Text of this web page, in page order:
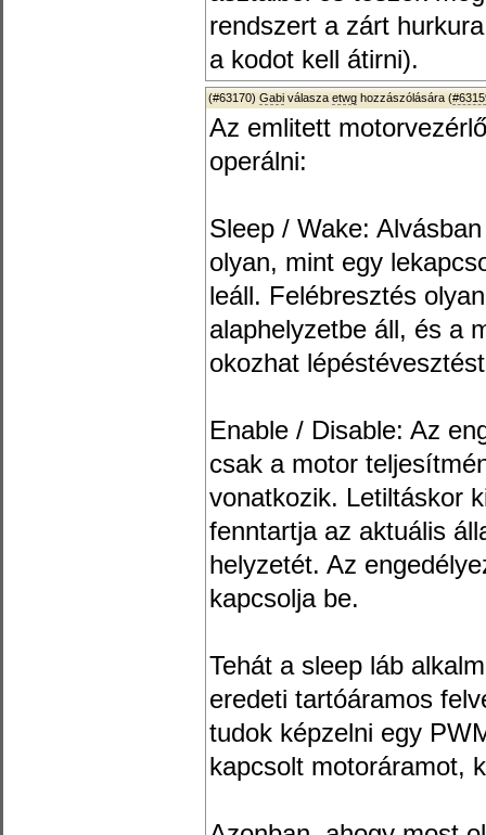
rendszert a zárt
a kodot kell átirni).
(#63170) Gabi válasza etwg hozzászólására (
Az emlitett
operálni:
Sleep / Wake:
olyan, mint egy
leáll. Felébresztés
alaphelyzetbe áll, és a
okozhat
Enable / Disable: Az
csak a motor
vonatkozik. Letiltáskor
fenntartja az aktuális
helyzetét. Az
kapcsolja be.
Tehát a sleep láb
eredeti tartóáramos
tudok képzelni egy
kapcsolt motoráramot,